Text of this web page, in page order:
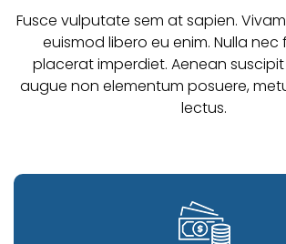
Fusce vulputate sem at sapien.
euismod libero eu enim. Nulla nec
placerat imperdiet. Aenean
augue non elementum posuere,
lectus.